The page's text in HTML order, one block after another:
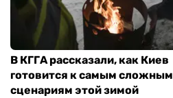
В КГГА рассказали, как Киев
готовится к самым сложным
сценариям этой зимой